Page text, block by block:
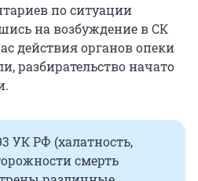
по ситуации
на возбуждение в СК
действия органов опеки
разбирательство начато
УК РФ (халатность,
смерть